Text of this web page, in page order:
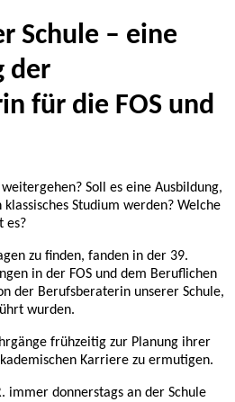
Schule – eine
der
für die FOS und
Soll es eine Ausbildung,
Studium werden? Welche
es?
zu finden, fanden in der 39.
in der FOS und dem Beruflichen
der Berufsberaterin unserer Schule,
wurden.
frühzeitig zur Planung ihrer
Karriere zu ermutigen.
immer donnerstags an der Schule